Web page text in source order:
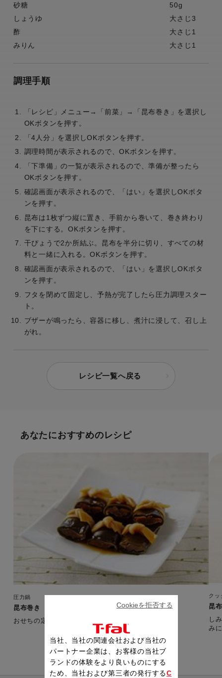
砂糖
50g
しょうゆ
大さじ3
酢
大さじ1
みりん
大さじ1
調理手順
「レシピ」メニュー→「前菜」→「昆布巻き」を選択し
OKボタンを押す。
「4人分」を選択しOKボタンを押す。
調理時間が表示されるので、OKボタンを押す。
「下準備」の一覧が表示されるので、準備が整ったら
OKボタンを押す。
確認画面が表示されるので、「はい」を選択しOKボタ
ンを押す。
昆布は1枚ずつ縦に置き、手前から巻いて、巻き終わり
を下にする。OKボタンを押す。
干ぴょうで2か所結ぶ。昆布を半分に切り、すべての材
料と一緒に入れる。OKボタンを押す。
確認画面が表示されるので、「はい」を選択しOKボタ
ンを押す。
フタを閉めて固定し、予熱が完了したら圧力調理スター
ト。
ブザーが鳴ったら、容器に移し、煮汁に浸して、召し上
がれ。
レシピ一覧へ戻る
あなたにおすすめのレシピ
圧力鍋
昆布巻き
おせちの定番
クッ
昆
し
当社、当社の関連会社および当社の
パートナー企業は、お客様の当社ブ
ランドの体験をより良いものにする
ため、当社および第三者の発行するC
Cookieを拒否する